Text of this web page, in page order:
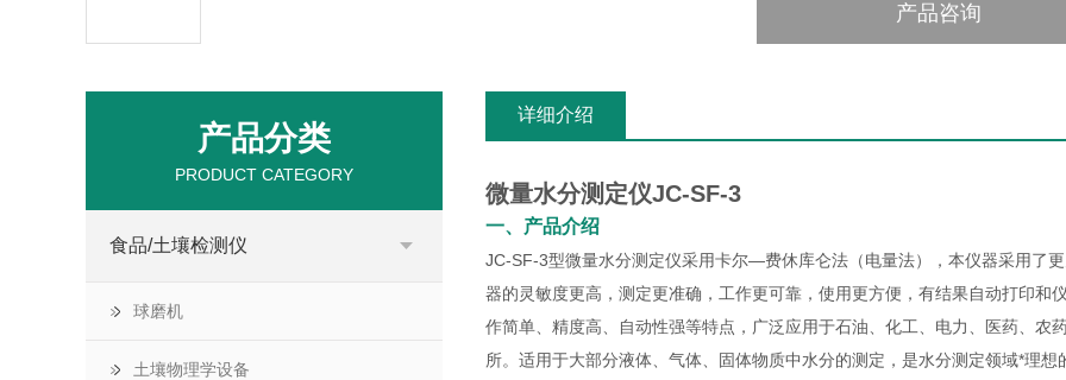
产品咨询
产品分类
PRODUCT CATEGORY
食品/土壤检测仪
球磨机
土壤物理学设备
详细介绍
微量水分测定仪JC-SF-3
一、产品介绍
JC-SF-3型微量水分测定仪采用卡尔—费休库仑法（电量法），本仪器采用了
器的灵敏度更高，测定更准确，工作更可靠，使用更方便，有结果自动打印和
作简单、精度高、自动性强等特点，广泛应用于石油、化工、电力、医药、农
所。适用于大部分液体、气体、固体物质中水分的测定，是水分测定领域*理想